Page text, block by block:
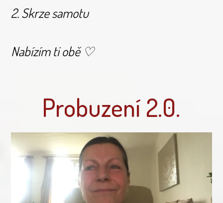
2. Skrze samotu
Nabízím ti obě ♡
Probuzení 2.0.